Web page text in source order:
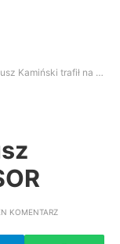
Kamiński trafił na SOR
KOMENTARZ